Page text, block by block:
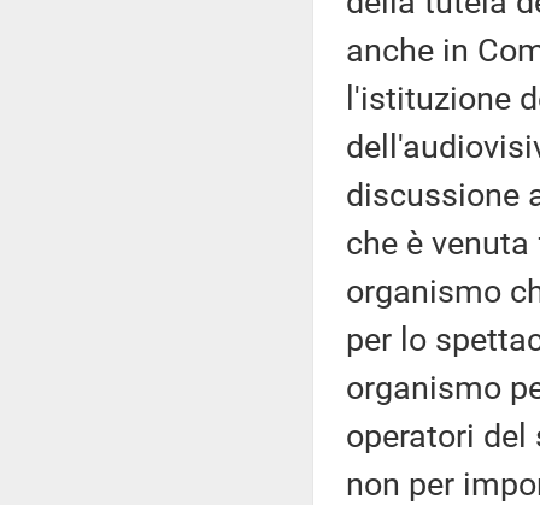
anche in
l'istituzione
discussione
che è
organismo
per lo
organismo
operatori del
non per